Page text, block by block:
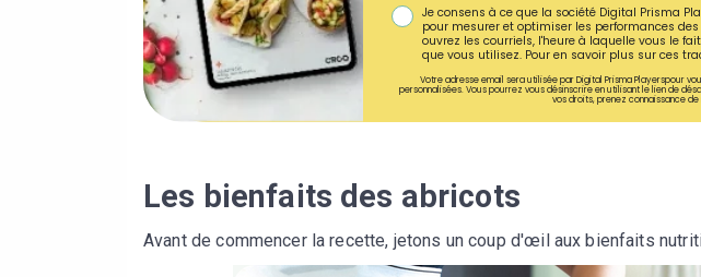
Je consens à ce que la société Digital Prisma
pour mesurer et optimiser les performances
ouvrez les courriels, l'heure à laquelle vous le
que vous utilisez. Pour en savoir plus sur ces
Votre adresse email sera utilisée par Digital Prisma Playerspour
personnalisées. Vous pourrez vous désinscrire en utilisant le lien de
vos droits, prenez connaissance
Les bienfaits des abricots
Avant de commencer la recette, jetons un coup d'œil aux bienfaits